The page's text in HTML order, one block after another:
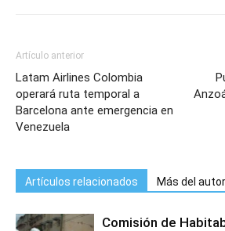
Artículo anterior
Latam Airlines Colombia
operará ruta temporal a
Barcelona ante emergencia en
Venezuela
Artículos relacionados Más del autor
Comisión de